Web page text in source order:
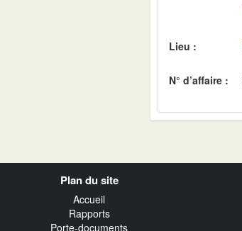
Lieu :
N° d’affaire :
Plan du site
Accueil
Rapports
Porte-documents